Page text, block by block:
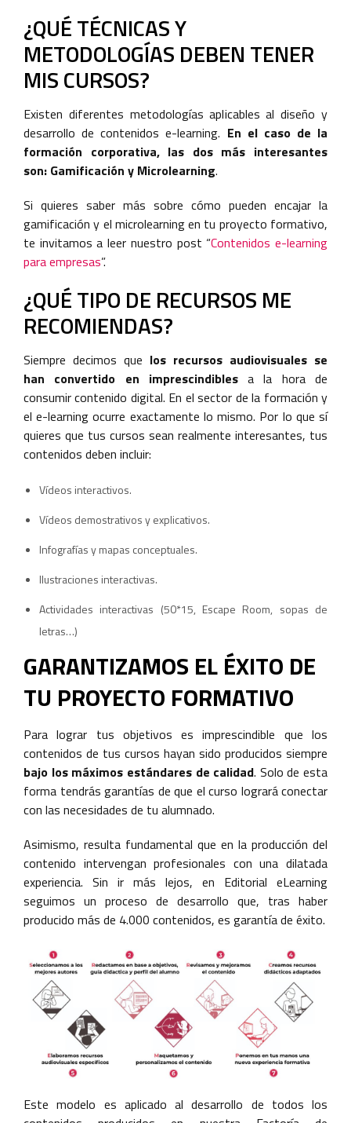
¿QUÉ TÉCNICAS Y
METODOLOGÍAS DEBEN TENER
MIS CURSOS?
Existen diferentes metodologías aplicables al diseño y
desarrollo de contenidos e-learning. En el caso de la
formación corporativa, las dos más interesantes
son: Gamificación y Microlearning.
Si quieres saber más sobre cómo pueden encajar la
gamificación y el microlearning en tu proyecto formativo,
te invitamos a leer nuestro post “Contenidos e-learning
para empresas”.
¿QUÉ TIPO DE RECURSOS ME
RECOMIENDAS?
Siempre decimos que los recursos audiovisuales se
han convertido en imprescindiblesa la hora de
consumir contenido digital. En el sector de la formación y
el e-learning ocurre exactamente lo mismo. Por lo que sí
quieres que tus cursos sean realmente interesantes, tus
contenidos deben incluir:
Vídeos interactivos.
Vídeos demostrativos y explicativos.
Infografías y mapas conceptuales.
Ilustraciones interactivas.
Actividades interactivas (50*15, Escape Room, sopas de
letras…)
GARANTIZAMOS EL ÉXITO DE
TU PROYECTO FORMATIVO
Para lograr tus objetivos es imprescindible que los
contenidos de tus cursos hayan sido producidos siempre
bajo los máximos estándares de calidad. Solo de esta
forma tendrás garantías de que el curso logrará conectar
con las necesidades de tu alumnado.
Asimismo, resulta fundamental que en la producción del
contenido intervengan profesionales con una dilatada
experiencia. Sin ir más lejos, en Editorial eLearning
seguimos un proceso de desarrollo que, tras haber
producido más de 4.000 contenidos, es garantía de éxito.
Este modelo es aplicado al desarrollo de todos los